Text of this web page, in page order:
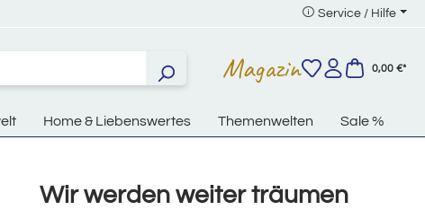
Service / Hilfe
Magazin 0,00 €*
Home & Liebenswertes Themenwelten Sale %
Wir werden weiter träumen